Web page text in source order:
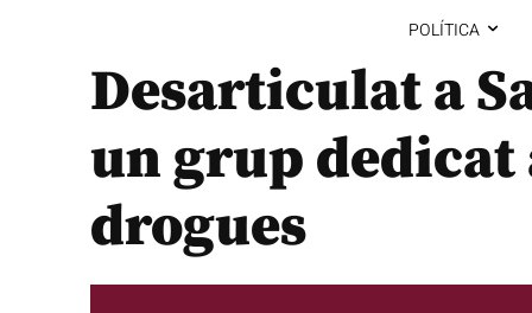
POLÍTICA
Desarticulat a
un grup dedicat
drogues